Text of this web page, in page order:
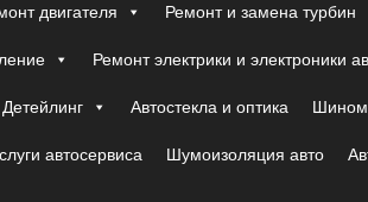
двигателя Ремонт и замена турбин
Ремонт электрики и электроники
Детейлинг Автостекла и оптика
автосервиса Шумоизоляция авто